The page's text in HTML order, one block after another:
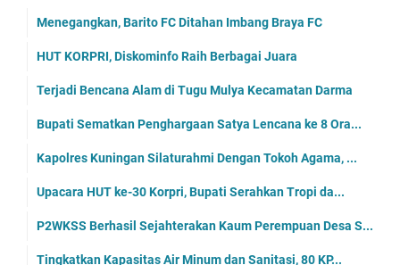
Menegangkan, Barito FC Ditahan Imbang Braya FC
HUT KORPRI, Diskominfo Raih Berbagai Juara
Terjadi Bencana Alam di Tugu Mulya Kecamatan Darma
Bupati Sematkan Penghargaan Satya Lencana ke 8 Ora...
Kapolres Kuningan Silaturahmi Dengan Tokoh Agama, ...
Upacara HUT ke-30 Korpri, Bupati Serahkan Tropi da...
P2WKSS Berhasil Sejahterakan Kaum Perempuan Desa S...
Tingkatkan Kapasitas Air Minum dan Sanitasi, 80 KP...